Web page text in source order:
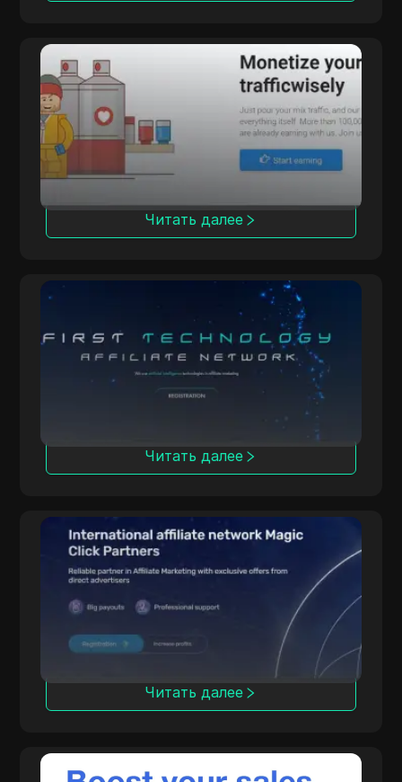
LosPollos
LosPollos помогает партнерам увеличить
конверсию за счет автоматизированной
монетизации Smartlink.
Читать далее
OpenAFF использует искусственный
интеллект для повышения конверсии
трафика. Он предлагает CPA-, CPL- и CRG-
сделки и поддерживает кампании в более
Читать далее
Magic Click
Magic Click сотрудничает с более чем 10
000 партнеров, предлагая 500+ продуктов
iGaming благодаря прочным партнерским
Читать далее
TerraLeads